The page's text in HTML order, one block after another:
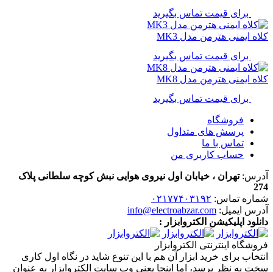
برای قیمت تماس بگیرید
کلاه ایمنی هترمن مدل MK3
برای قیمت تماس بگیرید
کلاه ایمنی هترمن مدل MK8
برای قیمت تماس بگیرید
فروشگاه
پرسش های متداول
تماس با ما
حساب کاربری من
آدرس:تهران ، خیابان اول نیروی هوایی نبش کوچه سلطانی پلاک
274
شماره تماس: ۰۲۱۷۷۴۰۳۱۹۲
آدرس ایمیل: info@electroabzar.com
دانلود اپلیکیشن الکتروابزار :
فروشگاه اینترنتی الکتروابزار
انتخاب برای خرید ابزار آن هم با این تنوع شاید در نگاه اول کاری
سخت به نظر برسد، اما اینجا یعنی وب سایت الکتروابزار به عنوان